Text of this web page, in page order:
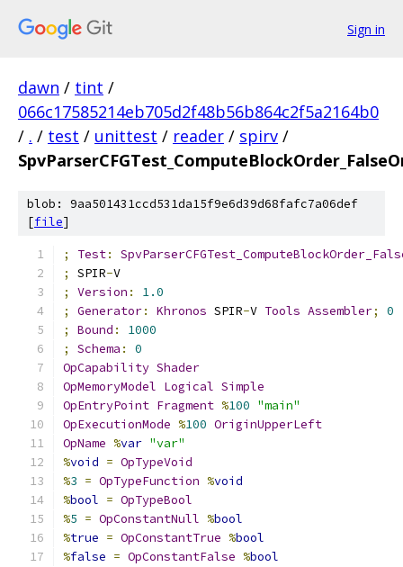
Sign in
dawn / tint /
066c17585214eb705d2f48b56b864c2f5a2164b0
/ . / test / unittest / reader / spirv /
blob: 9aa501431ccd531da15f9e6d39d68fafc7a06def
[file]
; Test:
;
SPIR-V
;
Version :
1.0
;
Generator: Khronos SPIR-V Tools Assembler;
0
;
Bound :
1000
;
Schema :
0
OpCapability Shader
OpMemoryModel Logical Simple
OpEntryPoint Fragment %100 "main"
OpExecutionMode %100 OriginUpperLeft
OpName %var "var"
%void = OpTypeVoid
%3 = OpTypeFunction %void
%bool = OpTypeBool
%5 = OpConstantNull %bool
%true = OpConstantTrue %bool
%false = OpConstantFalse %bool